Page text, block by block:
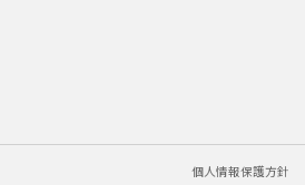
市
開
個人情報保護方針